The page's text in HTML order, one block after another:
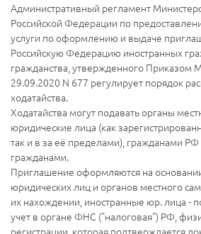
Административный регламент
Российской Федерации по
услуги по оформлению и выдаче
Российскую Федерацию иностранных
гражданства, утвержденного Приказом
29.09.2020 N 677 регулирует порядок
ходатайства.
Ходатайства могут подавать органы
юридические лица (как
так и в за её пределами), гражданами
гражданами.
Приглашение оформляются на
юридических лиц и органов местного
их нахождении, иностранные юр. лица -
учет в органе ФНС ("налоговая") РФ,